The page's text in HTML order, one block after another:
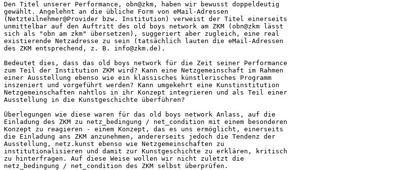
Den Titel unserer Performance, obn@zkm, haben wir bewusst doppeldeutig
gewählt. Angelehnt an die übliche Form von eMail-Adressen
(Netzteilnehmer@Provider bzw. Institution) verweist der Titel einerseits
unmittelbar auf den Auftritt des old boys network am ZKM (obn@zkm lässt
sich als "obn am zkm" übersetzen), suggeriert aber zugleich, eine real
existierende Netzadresse zu sein (tatsächlich lauten die eMail-Adressen
des ZKM entsprechend, z. B. info@zkm.de).
Bedeutet dies, dass das old boys network für die Zeit seiner Performance
zum Teil der Institution ZKM wird? Kann eine Netzgemeinschaft im Rahmen
einer Ausstellung ebenso wie ein klassisches künstlerisches Programm
inszeniert und vorgeführt werden? Kann umgekehrt eine Kunstinstitution
Netzgemeinschaften nahtlos in ihr Konzept integrieren und als Teil einer
Ausstellung in die Kunstgeschichte überführen?
Überlegungen wie diese waren für das old boys network Anlass, auf die
Einladung des ZKM zu netz_bedingung / net_condition mit einem besonderen
Konzept zu reagieren - einem Konzept, das es uns ermöglicht, einerseits
die Einladung ans ZKM anzunehmen, andererseits jedoch die Tendenz der
Ausstellung, netz.kunst ebenso wie Netzgemeinschaften zu
institutionalisieren und damit zur Kunstgeschichte zu erklären, kritisch
zu hinterfragen. Auf diese Weise wollen wir nicht zuletzt die
netz_bedingung / net_condition des ZKM selbst überprüfen.